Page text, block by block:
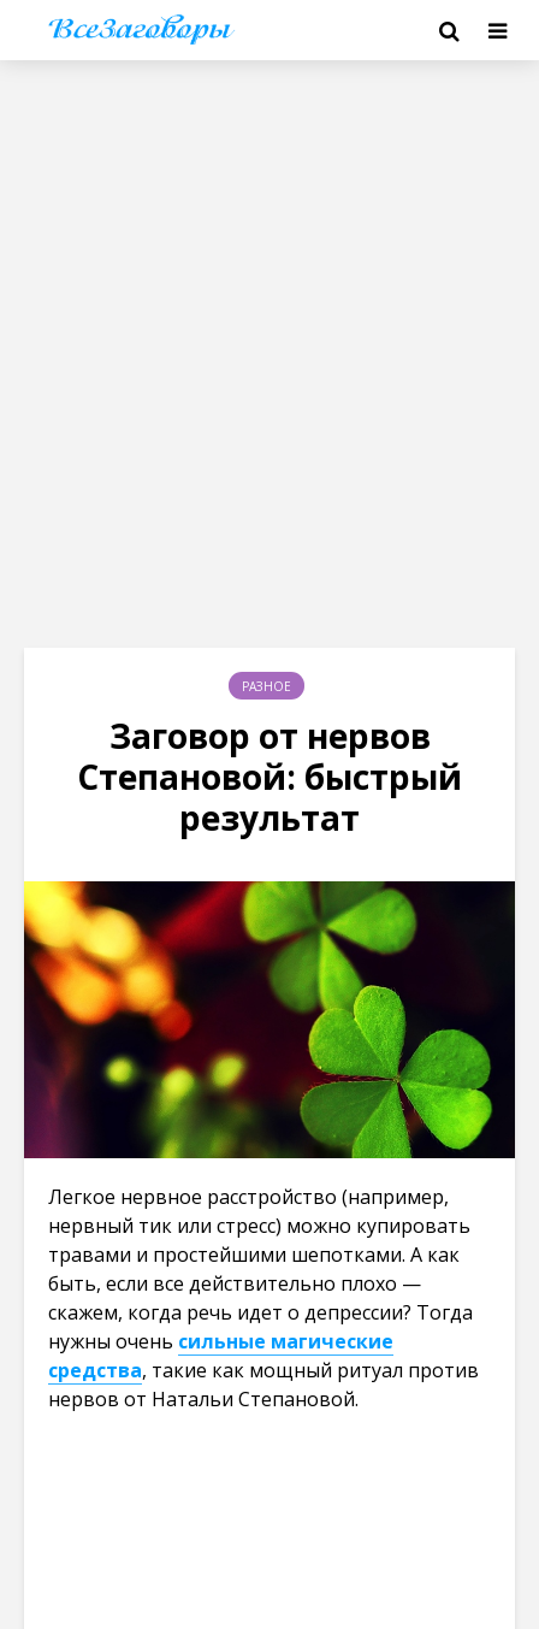
РАЗНОЕ
Заговор от нервов
Степановой: быстрый
результат
Легкое нервное расстройство (например,
нервный тик или стресс) можно купировать
травами и простейшими шепотками. А как
быть, если все действительно плохо —
скажем, когда речь идет о депрессии? Тогда
нужны очень сильные магические
средства, такие как мощный ритуал против
нервов от Натальи Степановой.